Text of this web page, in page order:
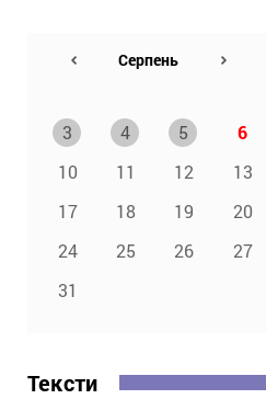
3
4 5 6
10
11 12 13
17
18 19 20
24
25 26 27
31
Тексти